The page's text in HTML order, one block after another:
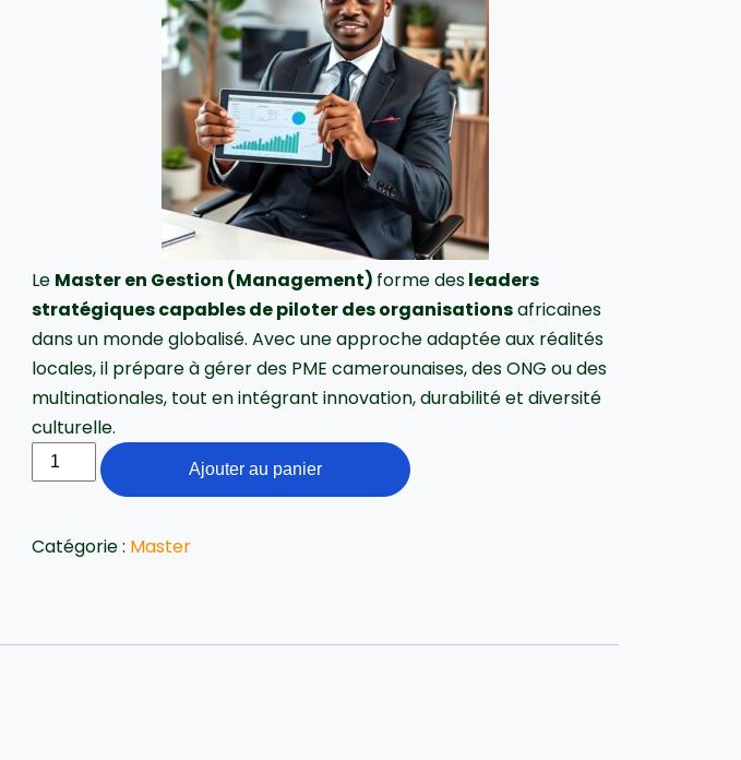
Le Master en Gestion (Management) forme desleaders
stratégiques capables de piloter des organisationsafricaines
dans un monde globalisé. Avec une approche adaptée aux réalités
locales, il prépare à gérer des PME camerounaises, des ONG ou des
multinationales, tout en intégrant innovation, durabilité et diversité
culturelle.
Ajouter au panier
Catégorie : Master